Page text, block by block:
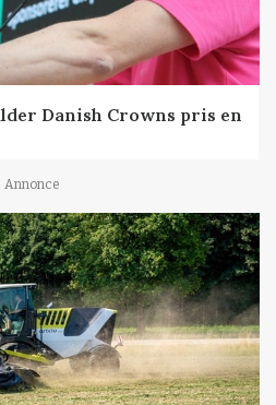
Danish Crowns pris en
Annonce